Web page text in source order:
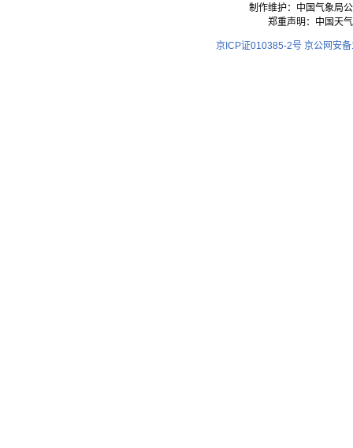
制作维护：中国气象局
郑重声明：中国天
京ICP证010385-2号 京公网安